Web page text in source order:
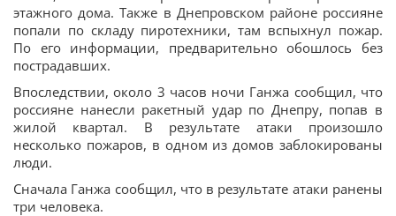
этажного дома. Также в Днепровском районе россияне
попали по складу пиротехники, там вспыхнул пожар.
По его информации, предварительно обошлось без
пострадавших.
Впоследствии, около 3 часов ночи Ганжа сообщил, что
россияне нанесли ракетный удар по Днепру, попав в
жилой квартал. В результате атаки произошло
несколько пожаров, в одном из домов заблокированы
люди.
Сначала Ганжа сообщил, что в результате атаки ранены
три человека.